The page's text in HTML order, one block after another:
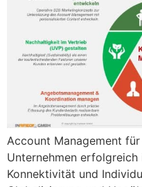
Account Management
Unternehmen
Konnektivität und